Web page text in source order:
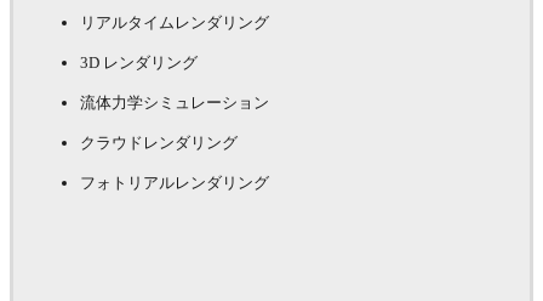
リアルタイムレンダリング
3D レンダリング
流体力学シミュレーション
クラウドレンダリング
フォトリアルレンダリング